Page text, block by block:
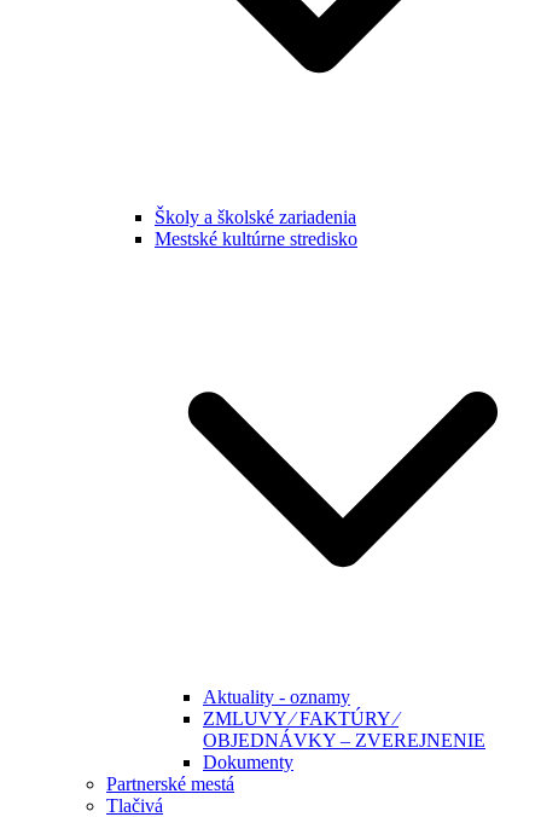
Školy a školské zariadenia
Mestské kultúrne stredisko
Aktuality - oznamy
ZMLUVY ⁄ FAKTÚRY ⁄
OBJEDNÁVKY – ZVEREJNENIE
Dokumenty
Partnerské mestá
Tlačivá